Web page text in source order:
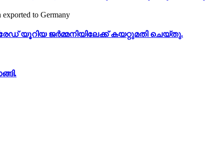
യൂറിയ ജർമ്മനിയിലേക്ക് കയറ്റുമതി ചെയ്തു.